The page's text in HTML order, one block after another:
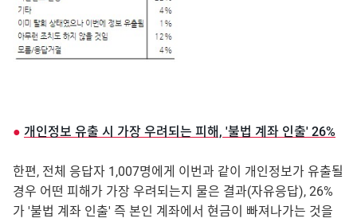
● 개인정보 유출 시 가장 우려되는 피해, '불법 계좌 인출' 26%
한편, 전체 응답자 1,007명에게 이번과 같이 개인정보가 유출될
경우 어떤 피해가 가장 우려되는지 물은 결과(자유응답), 26%
가 '불법 계좌 인출' 즉 본인 계좌에서 현금이 빠져나가는 것을